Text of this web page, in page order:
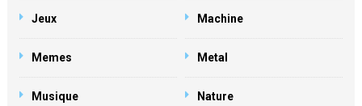
Jeux Machine
Memes Metal
Musique Nature